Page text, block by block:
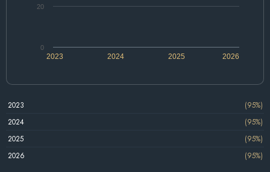
2024 2026
2023 2025
0
20
2023
(95%)
2024
(95%)
2025
(95%)
2026
(95%)